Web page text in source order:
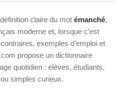
claire du mot émanché,
moderne et, lorsque c’est
exemples d’emploi et
propose un dictionnaire
quotidien : élèves, étudiants,
simples curieux.